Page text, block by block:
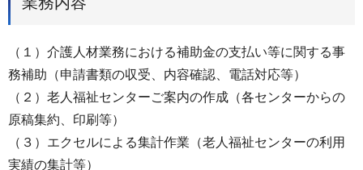
（１）介護人材業務における補助金の支払い等に関する事
務補助（申請書類の収受、内容確認、電話対応等）
（２）老人福祉センターご案内の作成（各センターからの
原稿集約、印刷等）
（３）エクセルによる集計作業（老人福祉センターの利用
実績の集計等）